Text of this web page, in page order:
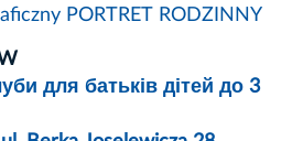
PORTRET RODZINNY
для батьків дітей до 3